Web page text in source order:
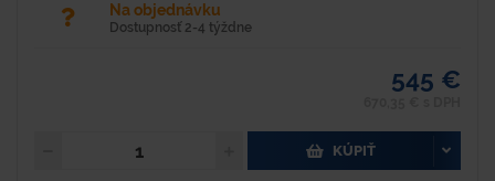
Na objednávku
Dostupnosť 2-4 týždne
545 €
KÚPIŤ